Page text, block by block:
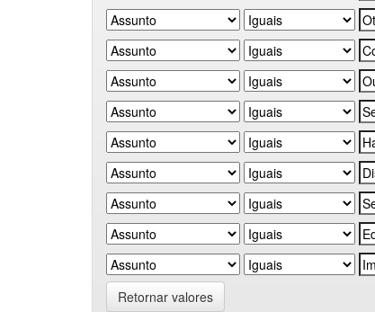
Retornar valores